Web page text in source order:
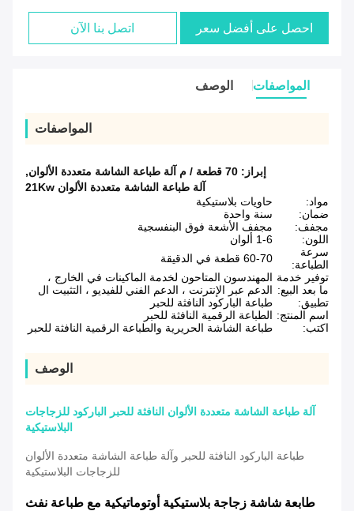
احصل على أفضل سعر اتصل بنا الآن
المواصفات الوصف
المواصفات
إبراز: 70 قطعة / م آلة طباعة الشاشة متعددة الألوان
,
آلة طباعة الشاشة متعددة الألوان 21Kw
مواد:
حاويات بلاستيكية
ضمان:
سنة واحدة
مجفف:
مجفف الأشعة فوق البنفسجية
اللون:
1-6 ألوان
سرعة
الطباعة:
60-70 قطعة في الدقيقة
توفير خدمة
ما بعد البيع:
المهندسون المتاحون لخدمة الماكينات في الخارج ،
الدعم عبر الإنترنت ، الدعم الفني للفيديو ، التثبيت ال
تطبيق:
طباعة الباركود النافثة للحبر
اسم المنتج: الطباعة الرقمية النافثة للحبر
اكتب:
طباعة الشاشة الحريرية والطباعة الرقمية النافثة للحبر
الوصف
آلة طباعة الشاشة متعددة الألوان النافثة للحبر الباركود للزجاجات
البلاستيكية
طباعة الباركود النافثة للحبر وآلة طباعة الشاشة متعددة الألوان
للزجاجات البلاستيكية
طابعة شاشة زجاجة بلاستيكية أوتوماتيكية مع طباعة نفث